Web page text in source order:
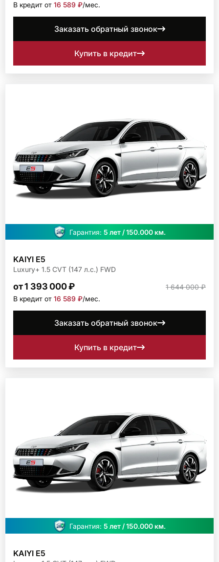
В кредит от 16 589 ₽/мec.
Заказать обратный звонок
Купить в кредит
Гарантия: 5 лет / 150.000 км.
KAIYI E5
Luxury+ 1.5 CVT (147 л.с.) FWD
от 1 393 000 ₽
1 644 000 ₽
В кредит от 16 589 ₽/мec.
Заказать обратный звонок
Купить в кредит
Гарантия: 5 лет / 150.000 км.
KAIYI E5